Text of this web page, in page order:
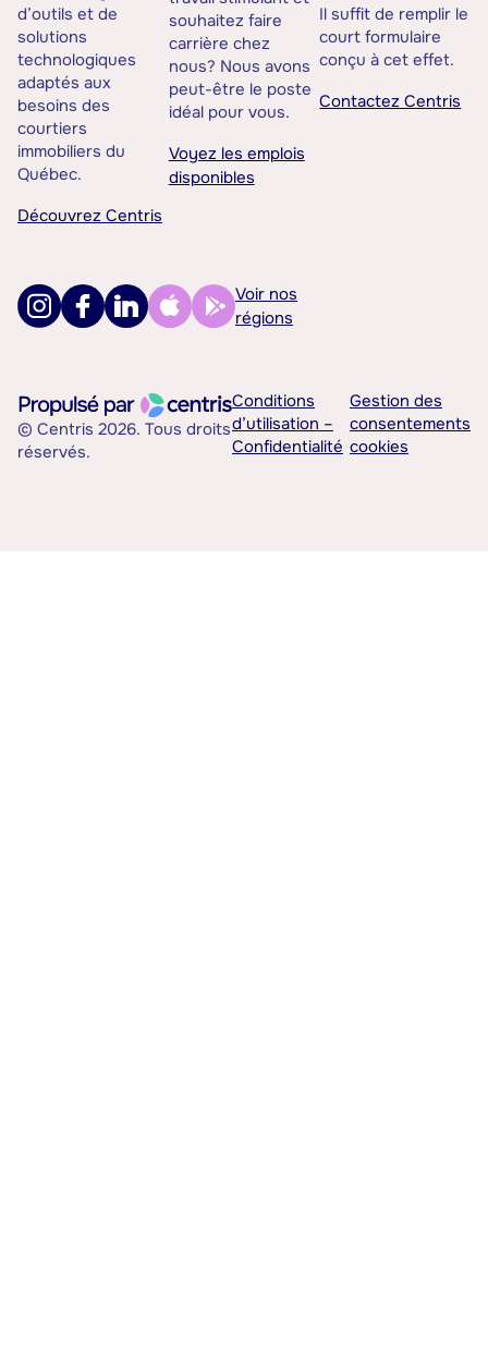
d’outils et de
solutions
technologiques
adaptés aux
besoins des
courtiers
immobiliers du
Québec.
Découvrez Centris
souhaitez faire
carrière chez
nous? Nous avons
peut-être le poste
idéal pour vous.
Voyez les emplois
disponibles
Il suffit de remplir le
court formulaire
conçu à cet effet.
Contactez Centris
Voir nos
régions
© Centris 2026. Tous droits
réservés.
Conditions
d’utilisation –
Confidentialité
Gestion des
consentements
cookies